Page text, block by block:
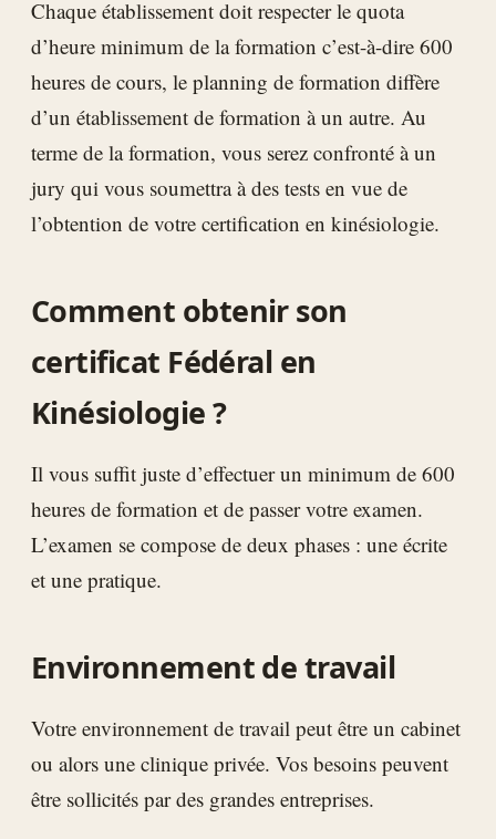
Chaque établissement doit respecter le quota
d’heure minimum de la formation c’est-à-dire 600
heures de cours, le planning de formation diffère
d’un établissement de formation à un autre. Au
terme de la formation, vous serez confronté à un
jury qui vous soumettra à des tests en vue de
l’obtention de votre certification en kinésiologie.
Comment obtenir son
certificat Fédéral en
Kinésiologie ?
Il vous suffit juste d’effectuer un minimum de 600
heures de formation et de passer votre examen.
L’examen se compose de deux phases : une écrite
et une pratique.
Environnement de travail
Votre environnement de travail peut être un cabinet
ou alors une clinique privée. Vos besoins peuvent
être sollicités par des grandes entreprises.